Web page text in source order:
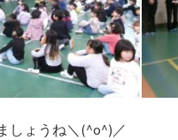
しょうね＼(^o^)／